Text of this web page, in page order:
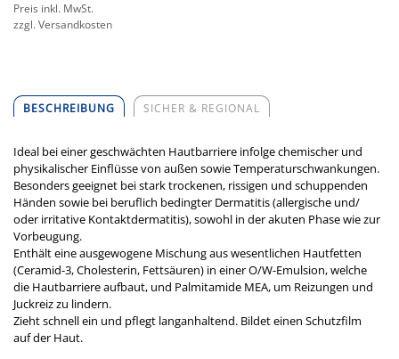
Preis inkl. MwSt.
zzgl. Versandkosten
BESCHREIBUNG SICHER & REGIONAL
Ideal bei einer geschwächten Hautbarriere infolge chemischer und
physikalischer Einflüsse von außen sowie Temperaturschwankungen.
Besonders geeignet bei stark trockenen, rissigen und schuppenden
Händen sowie bei beruflich bedingter Dermatitis (allergische und/
oder irritative Kontaktdermatitis), sowohl in der akuten Phase wie zur
Vorbeugung.
Enthält eine ausgewogene Mischung aus wesentlichen Hautfetten
(Ceramid-3, Cholesterin, Fettsäuren) in einer O/W-Emulsion, welche
die Hautbarriere aufbaut, und Palmitamide MEA, um Reizungen und
Juckreiz zu lindern.
Zieht schnell ein und pflegt langanhaltend. Bildet einen Schutzfilm
auf der Haut.